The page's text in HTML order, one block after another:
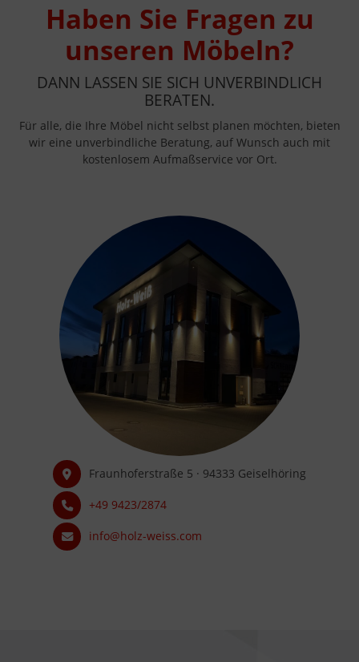
Haben Sie Fragen zu
unseren Möbeln?
DANN LASSEN SIE SICH UNVERBINDLICH
BERATEN.
Für alle, die Ihre Möbel nicht selbst planen möchten, bieten
wir eine unverbindliche Beratung, auf Wunsch auch mit
kostenlosem Aufmaßservice vor Ort.
Fraunhoferstraße 5 · 94333 Geiselhöring
+49 9423/2874
info@holz-weiss.com